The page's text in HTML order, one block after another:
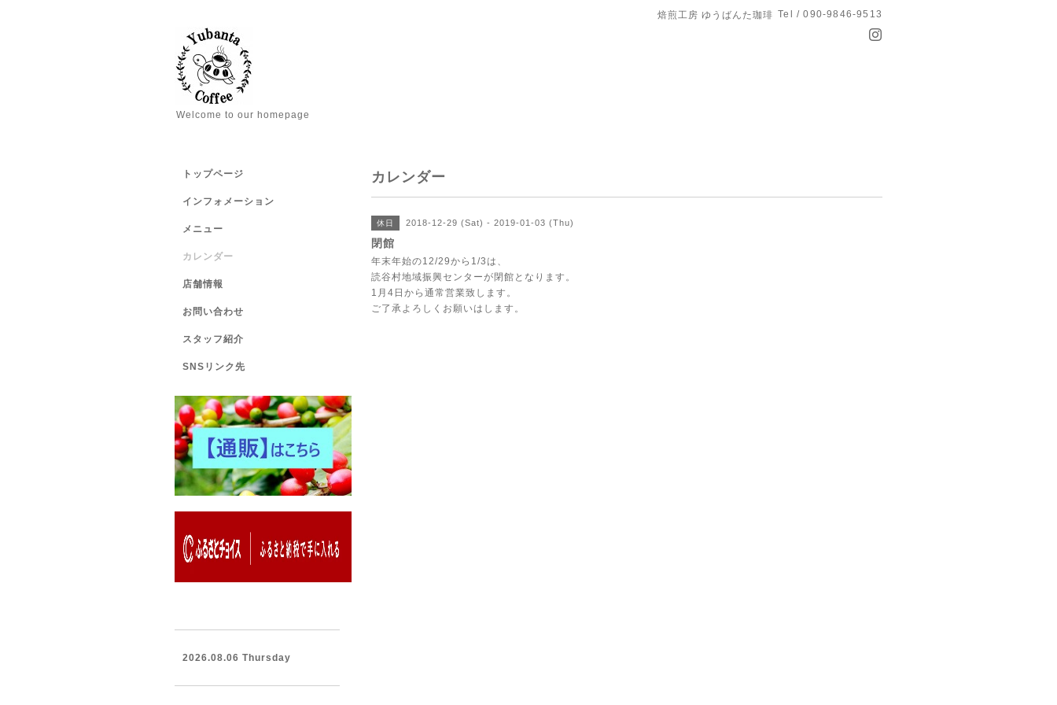
焙煎工房 ゆうばんた珈琲 Tel / 090-9846-9513
Welcome to our homepage
カレンダー
休日 2018-12-29 (Sat) - 2019-01-03 (Thu)
閉館
年末年始の12/29から1/3は、
読谷村地域振興センターが閉館となります。
1月4日から通常営業致します。
ご了承よろしくお願いはします。
トップページ
インフォメーション
メニュー
カレンダー
店舗情報
お問い合わせ
スタッフ紹介
SNSリンク先
2026.08.06 Thursday